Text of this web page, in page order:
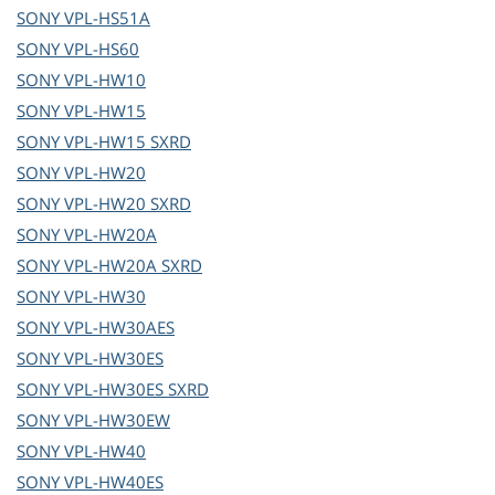
SONYVPL-HS51A
SONYVPL-HS60
SONYVPL-HW10
SONYVPL-HW15
SONYVPL-HW15 SXRD
SONYVPL-HW20
SONYVPL-HW20 SXRD
SONYVPL-HW20A
SONYVPL-HW20A SXRD
SONYVPL-HW30
SONYVPL-HW30AES
SONYVPL-HW30ES
SONYVPL-HW30ES SXRD
SONYVPL-HW30EW
SONYVPL-HW40
SONYVPL-HW40ES